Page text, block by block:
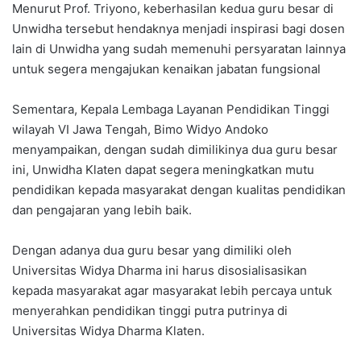
Menurut Prof. Triyono, keberhasilan kedua guru besar di
Unwidha tersebut hendaknya menjadi inspirasi bagi dosen
lain di Unwidha yang sudah memenuhi persyaratan lainnya
untuk segera mengajukan kenaikan jabatan fungsional
Sementara, Kepala Lembaga Layanan Pendidikan Tinggi
wilayah VI Jawa Tengah, Bimo Widyo Andoko
menyampaikan, dengan sudah dimilikinya dua guru besar
ini, Unwidha Klaten dapat segera meningkatkan mutu
pendidikan kepada masyarakat dengan kualitas pendidikan
dan pengajaran yang lebih baik.
Dengan adanya dua guru besar yang dimiliki oleh
Universitas Widya Dharma ini harus disosialisasikan
kepada masyarakat agar masyarakat lebih percaya untuk
menyerahkan pendidikan tinggi putra putrinya di
Universitas Widya Dharma Klaten.